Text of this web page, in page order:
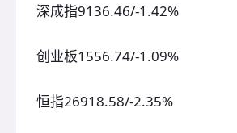
深成指9136.46/-1.42%
创业板1556.74/-1.09%
恒指26918.58/-2.35%